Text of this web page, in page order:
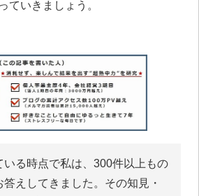
ていきましょう。
いる時点で私は、300件以上もの
えしてきました。その知見・